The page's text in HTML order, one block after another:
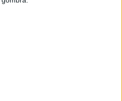
SEAL BUDAPESTI